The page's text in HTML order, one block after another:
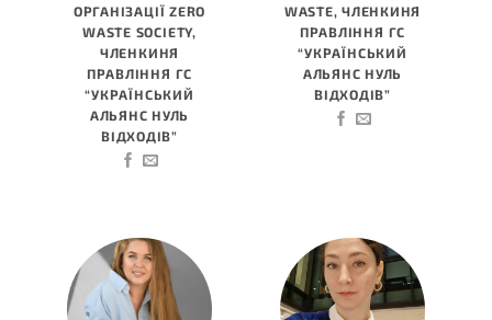
ОРГАНІЗАЦІЇ ZERO
WASTE SOCIETY,
ЧЛЕНКИНЯ
ПРАВЛІННЯ ГС
“УКРАЇНСЬКИЙ
АЛЬЯНС НУЛЬ
ВІДХОДІВ”
WASTE, ЧЛЕНКИНЯ
ПРАВЛІННЯ ГС
“УКРАЇНСЬКИЙ
АЛЬЯНС НУЛЬ
ВІДХОДІВ”